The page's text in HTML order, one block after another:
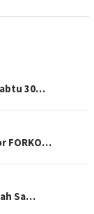
30…
FORKO…
Sa…